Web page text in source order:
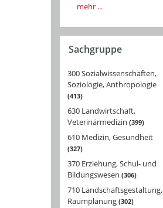
mehr ...
Sachgruppe
300 Sozialwissenschaften,
Soziologie, Anthropologie
413
630 Landwirtschaft,
Veterinärmedizin 399
610 Medizin, Gesundheit
327
370 Erziehung, Schul- und
Bildungswesen 306
710 Landschaftsgestaltung,
Raumplanung 302